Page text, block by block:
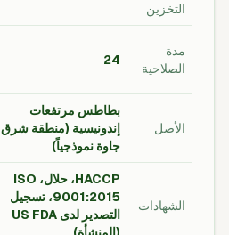
التخزين
مدة
الصلاحية
24
الأصل
بطاطس مرتفعات
إندونيسية (منطقة شرق
جاوة نموذجياً)
الشهادات
HACCP، حلال، ISO
9001:2015، تسجيل
التصدير لدى US FDA